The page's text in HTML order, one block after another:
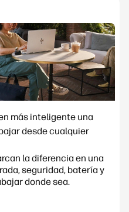
más inteligente una
desde cualquier
la diferencia en una
seguridad, batería y
donde sea.